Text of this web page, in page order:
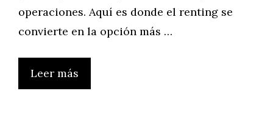
operaciones. Aquí es donde el renting se
convierte en la opción más …
Leer más